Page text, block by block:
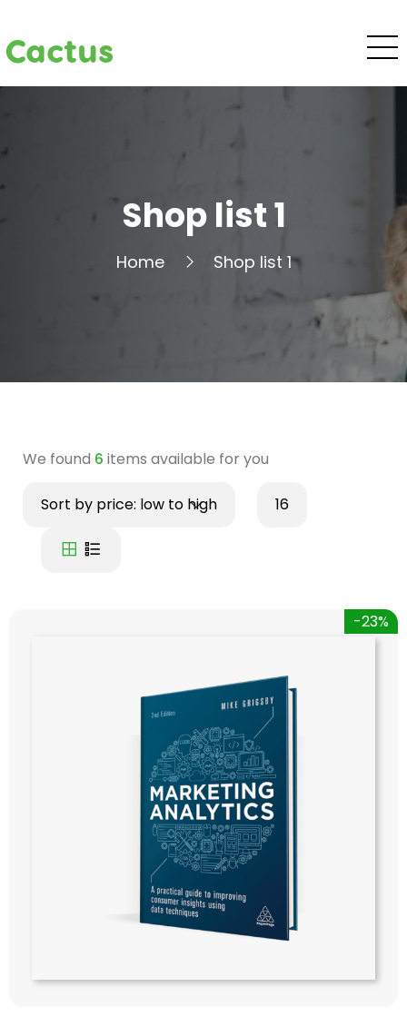
Cactus
Shop list 1
Home Shop list 1
We found 6 items available for you
Sort by price: low to high 16
-23%